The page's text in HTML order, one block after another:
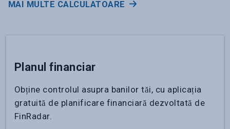
MAI MULTE CALCULATOARE
Planul financiar
Obține controlul asupra banilor tăi, cu aplicația
gratuită de planificare financiară dezvoltată de
FinRadar.